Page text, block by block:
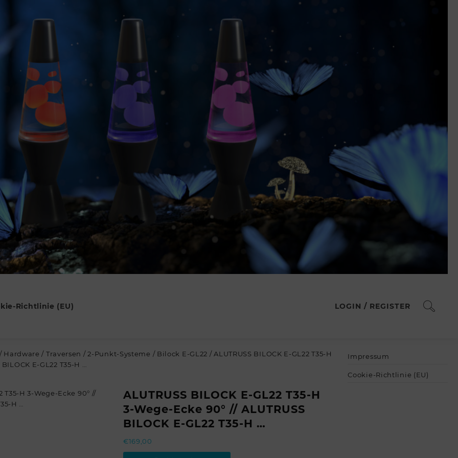
Richtlinie (EU) LOGIN / REGISTER
/ Hardware / Traversen /2-Punkt-Systeme / Bilock E-GL22 / ALUTRUSS BILOCK E-GL22 T35-H
E-GL22 T35-H …
ALUTRUSS BILOCK E-GL22 T35-H
3-Wege-Ecke 90° // ALUTRUSS
BILOCK E-GL22 T35-H …
€169,00
Impressum
Cookie-Richtlinie (EU)